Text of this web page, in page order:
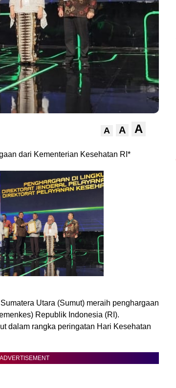
A A A
dari Kementerian Kesehatan RI*
Utara (Sumut) meraih penghargaan
Republik Indonesia (RI).
dalam rangka peringatan Hari Kesehatan
ADVERTISEMENT